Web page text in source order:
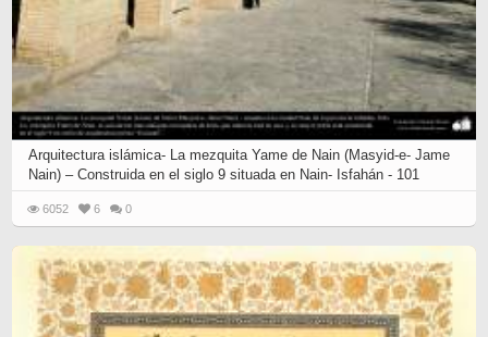
Arquitectura islámica- La mezquita Yame de Nain (Masyid-e- Jame
Nain) – Construida en el siglo 9 situada en Nain- Isfahán - 101
6052 6 0